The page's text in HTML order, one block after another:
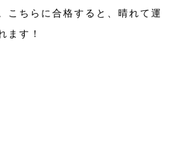
こちらに合格すると、晴れて運
ます！